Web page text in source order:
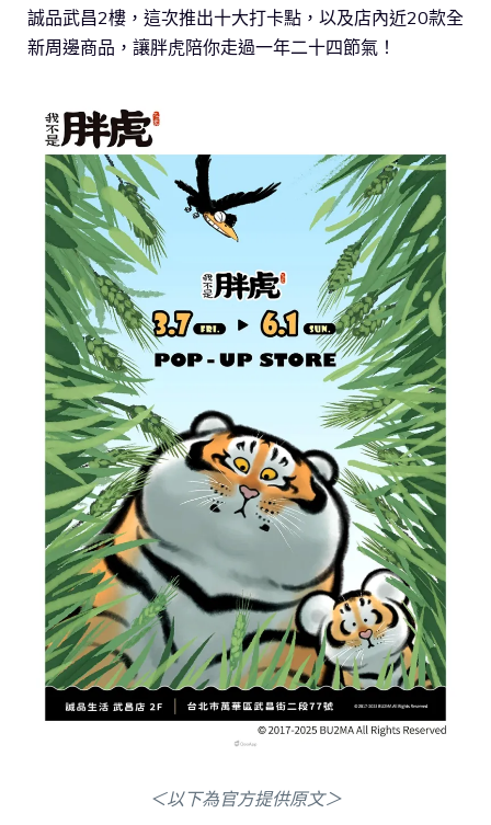
誠品武昌2樓，這次推出十大打卡點，以及店內近20款全
新周邊商品，讓胖虎陪你走過一年二十四節氣！
＜以下為官方提供原文＞